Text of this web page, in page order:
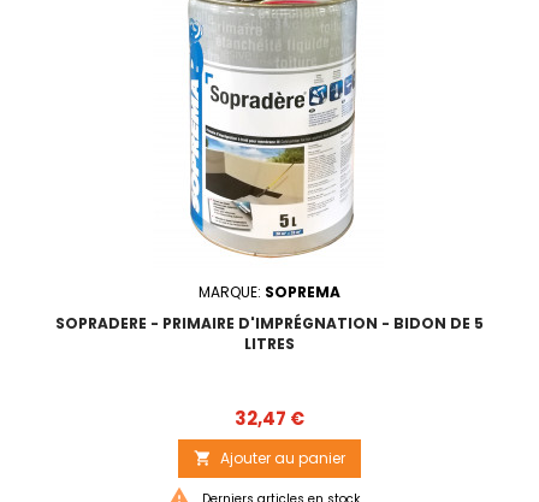
MARQUE: SOPREMA
SOPRADERE - PRIMAIRE D'IMPRÉGNATION - BIDON DE 5
LITRES
Prix
32,47 €
 Ajouter au panier
